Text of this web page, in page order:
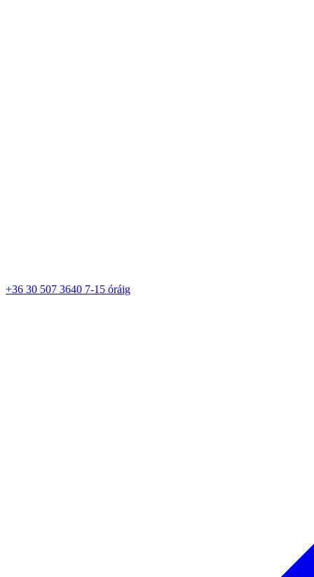
+36 30 507 3640 7-15 óráig